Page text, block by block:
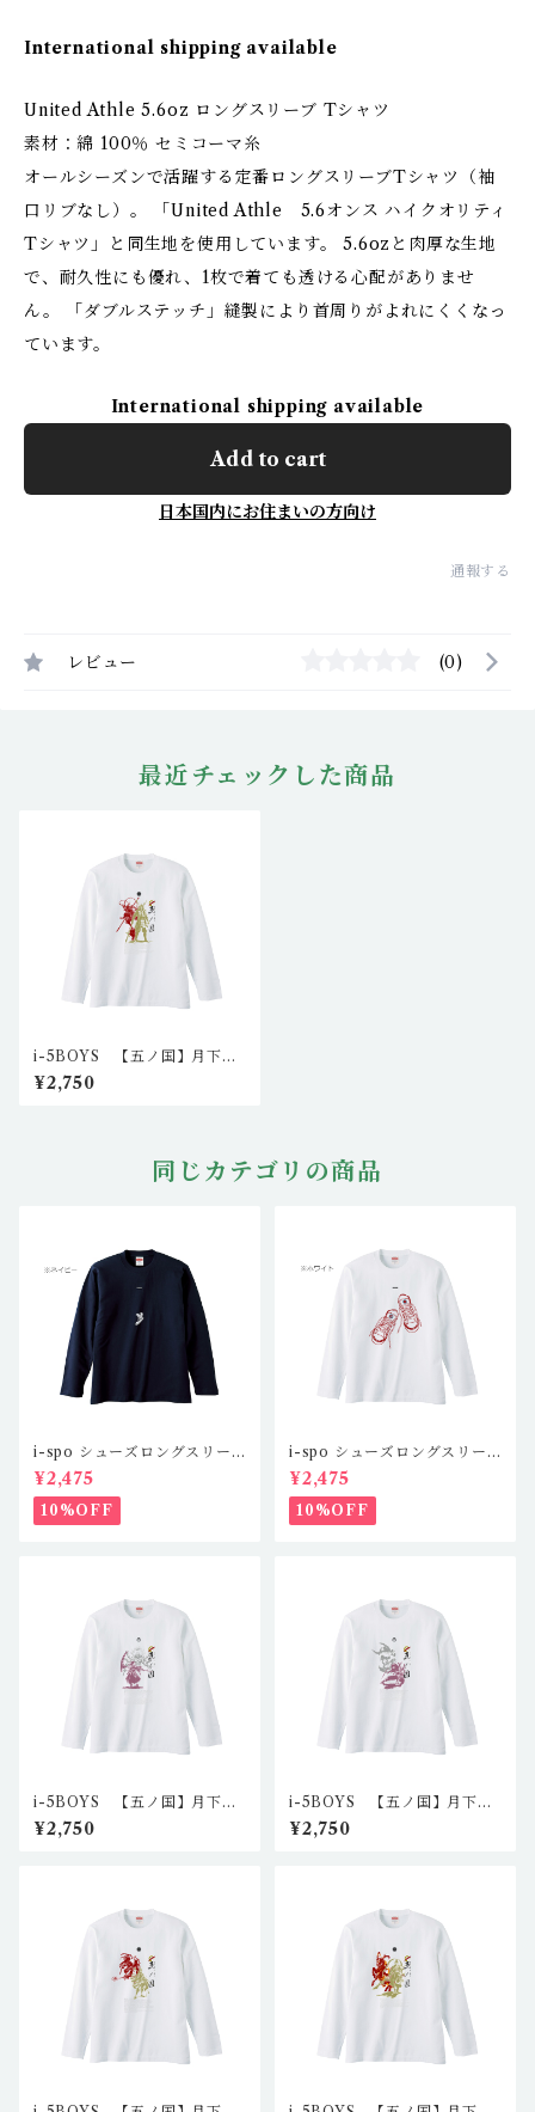
International shipping available
United Athle 5.6oz ロングスリーブ Tシャツ
素材：綿 100％ セミコーマ糸
オールシーズンで活躍する定番ロングスリーブTシャツ（袖
口リブなし）。 「United Athle 5.6オンス ハイクオリティ
Tシャツ」と同生地を使用しています。 5.6ozと肉厚な生地
で、耐久性にも優れ、1枚で着ても透ける心配がありませ
ん。 「ダブルステッチ」縫製により首周りがよれにくくなっ
ています。
International shipping available
Add to cart
日本国内にお住まいの方向け
通報する
レビュー (0)
最近チェックした商品
i-5BOYS 【五ノ国】月下の
戦士YUKI-MURAロングスリ
ーブT I5-LS-1401（ホワイ
¥2,750
同じカテゴリの商品
i-spo シューズロングスリー
ブTシャツ2 IS-LS-201,2,3,
4（4カラー）
¥2,475
10%OFF
i-spo シューズロングスリー
ブTシャツ1 IS-LS-101,2,3,
4（4カラー）
¥2,475
10%OFF
i-5BOYS 【五ノ国】月下の
戦士O-ICHIロングスリーブT
I5-LS-1301（ホワイト）
¥2,750
i-5BOYS 【五ノ国】月下の
戦士？？？ロングスリーブT
I5-LS-1201（ホワイト）
¥2,750